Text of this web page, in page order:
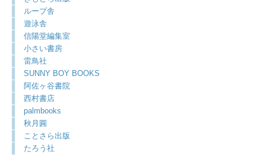
ループ舎
遊泳舎
信陽堂編集室
小さい書房
雷鳥社
SUNNY BOY BOOKS
阿佐ヶ谷書院
西村書店
palmbooks
秋月圓
ことさら出版
たろう社